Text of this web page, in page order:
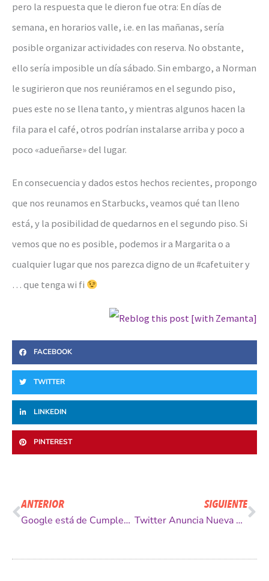
pero la respuesta que le dieron fue otra: En días de
semana, en horarios valle, i.e. en las mañanas, sería
posible organizar actividades con reserva. No obstante,
ello sería imposible un día sábado. Sin embargo, a Norman
le sugirieron que nos reuniéramos en el segundo piso,
pues este no se llena tanto, y mientras algunos hacen la
fila para el café, otros podrían instalarse arriba y poco a
poco «adueñarse» del lugar.
En consecuencia y dados estos hechos recientes, propongo
que nos reunamos en Starbucks, veamos qué tan lleno
está, y la posibilidad de quedarnos en el segundo piso. Si
vemos que no es posible, podemos ir a Margarita o a
cualquier lugar que nos parezca digno de un #cafetuiter y
… que tenga wi fi
FACEBOOK
TWITTER
LINKEDIN
PINTEREST
ANTERIOR
Google está de Cumpleaños!
SIGUIENTE
Twitter Anuncia Nueva Función: Listas